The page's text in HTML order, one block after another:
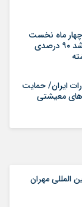
ماه نخست
امسال از ۱۴.۵ همت گذشت/ رشد ۹۰ درصدی
صادرات ایران/ حمایت
معیشتی
مرز بین المللی مهران